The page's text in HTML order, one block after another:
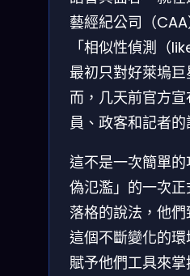
藝經紀公司（
「相似性偵測（
最初只對好萊塢
而，几天前官方
員、政客和記者的
這不是一次簡單
偽氾濫」的一次
落格的說法，他
這個不斷變化的
賦予他們工具來